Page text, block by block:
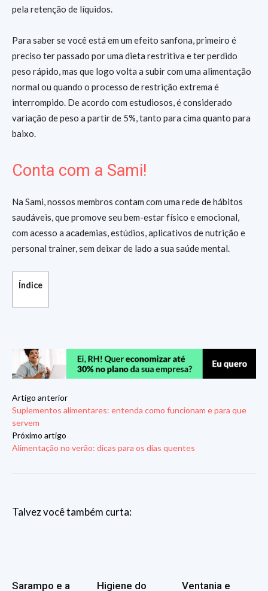
pela retenção de líquidos.
Para saber se você está em um efeito sanfona, primeiro é
preciso ter passado por uma dieta restritiva e ter perdido
peso rápido, mas que logo volta a subir com uma alimentação
normal ou quando o processo de restrição extrema é
interrompido. De acordo com estudiosos, é considerado
variação de peso a partir de 5%, tanto para cima quanto para
baixo.
Conta com a Sami!
Na Sami, nossos membros contam com uma rede de hábitos
saudáveis, que promove seu bem-estar físico e emocional,
com acesso a academias, estúdios, aplicativos de nutrição e
personal trainer, sem deixar de lado a sua saúde mental.
Índice
Artigo anterior
Suplementos alimentares: entenda como funcionam e para que
servem
Próximo artigo
Alimentação no verão: dicas para os dias quentes
Talvez você também curta:
Sarampo e a
Higiene do
Ventania e